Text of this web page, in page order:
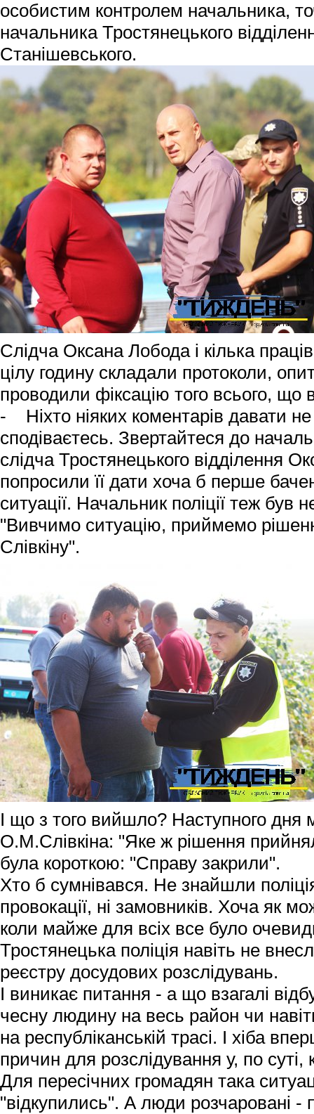
особистим контролем начальника,
начальника Тростянецького
Станішевського.
Слідча Оксана Лобода і кілька
цілу годину складали протоколи,
проводили фіксацію того всього, що
- Ніхто ніяких коментарів давати
сподіваєтесь. Звертайтеся до
слідча Тростянецького відділення
попросили її дати хоча б перше
ситуації. Начальник поліції теж був
"Вивчимо ситуацію, приймемо
Слівкіну".
І що з того вийшло? Наступного дня
О.М.Слівкіна: "Яке ж рішення
була короткою: "Справу закрили".
Хто б сумнівався. Не знайшли
провокації, ні замовників. Хоча як
коли майже для всіх все було
Тростянецька поліція навіть не
реєстру досудових розслідувань.
І виникає питання - а що взагалі
чесну людину на весь район чи
на республіканській трасі. І хіба
причин для розслідування у, по суті,
Для пересічних громадян така
"відкупились". А люди розчаровані -